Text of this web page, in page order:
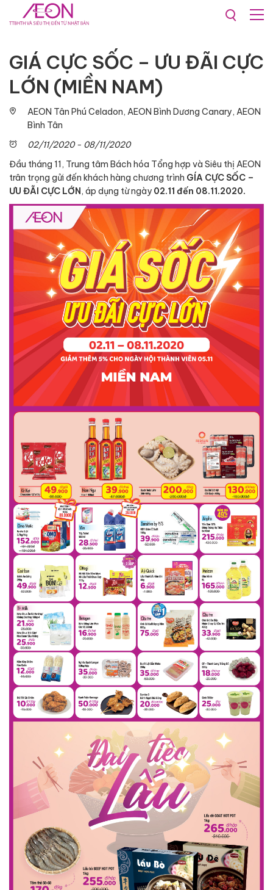
Khuyến mãi & Sự kiện
GIÁ CỰC SỐC – ƯU ĐÃI CỰC
LỚN (MIỀN NAM)
AEON Tân Phú Celadon, AEON Bình Dương Canary, AEON
Bình Tân
02/11/2020 - 08/11/2020
Đầu tháng 11, Trung tâm Bách hóa Tổng hợp và Siêu thị AEON
trân trọng gửi đến khách hàng chương trình GÍA CỰC SỐC –
ƯU ĐÃI CỰC LỚN, áp dụng từ ngày 02.11 đến 08.11.2020.